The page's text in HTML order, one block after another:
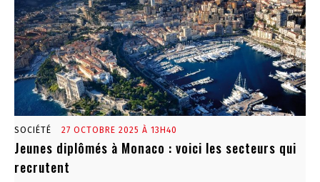
SOCIÉTÉ 27 OCTOBRE 2025 À 13H40
Jeunes diplômés à Monaco : voici les secteurs qui
recrutent